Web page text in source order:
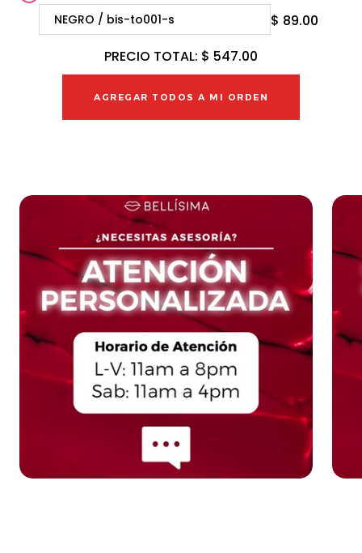
$ 89.00
PRECIO TOTAL: $ 547.00
AGREGAR TODOS A MI ORDEN